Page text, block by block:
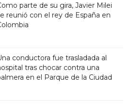
parte de su gira, Javier Milei
reunió con el rey de España en
conductora fue trasladada al
tras chocar contra una
en el Parque de la Ciudad